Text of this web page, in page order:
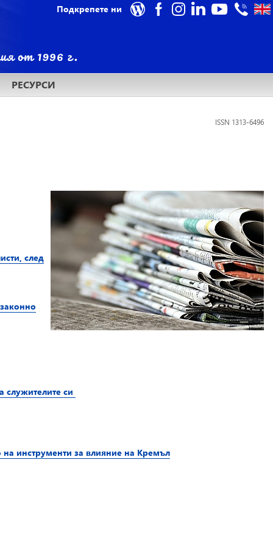
Подкрепете ни
РЕСУРСИ
ISSN 1313-6496
след
служителите си
инструменти за влияние на Кремъл